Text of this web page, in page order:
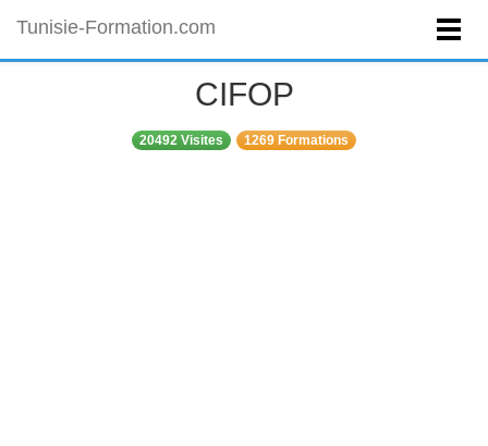
Tunisie-Formation.com
CIFOP
20492 Visites 1269 Formations